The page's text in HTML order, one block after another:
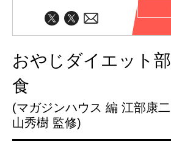
おやじダイエット
食
(マガジンハウス 編 江部康
山秀樹 監修)